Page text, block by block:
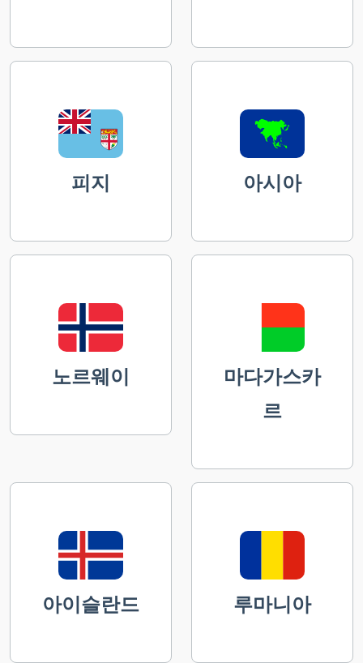
피지 아시아
노르웨이
마다가스카
르
아이슬란드 루마니아